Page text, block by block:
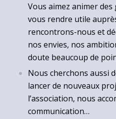
Vous aimez animer
vous rendre utile
rencontrons-nous et
nos envies, nos
doute beaucoup de
Nous cherchons aussi
lancer de nouveaux
l’association, nous
communication…